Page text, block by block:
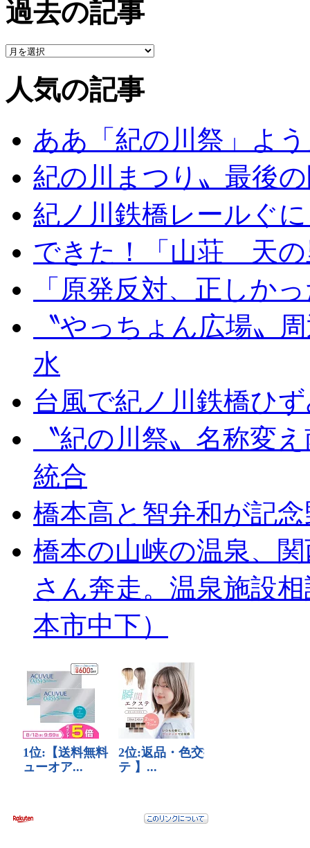
過去の記事
人気の記事
ああ「紀の川祭」よ
紀の川まつり〟最後
紀ノ川鉄橋レールぐ
できた！「山荘 天の
「原発反対、正しか
〝やっちょん広場〟
水
台風で紀ノ川鉄橋ひ
〝紀の川祭〟名称変
統合
橋本高と智弁和が記
橋本の山峡の温泉、
さん奔走。温泉施設
本市中下）